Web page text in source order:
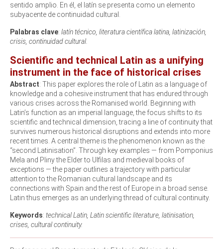
sentido amplio. En él, el latín se presenta como un elemento
subyacente de continuidad cultural.
Palabras clave: latín técnico, literatura científica latina, latinización,
crisis, continuidad cultural.
Scientific and technical Latin as a unifying
instrument in the face of historical crises
Abstract: This paper explores the role of Latin as a language of
knowledge and a cohesive instrument that has endured through
various crises across the Romanised world. Beginning with
Latin’s function as an imperial language, the focus shifts to its
scientific and technical dimension, tracing a line of continuity that
survives numerous historical disruptions and extends into more
recent times. A central theme is the phenomenon known as the
“second Latinisation”. Through key examples — from Pomponius
Mela and Pliny the Elder to Ulfilas and medieval books of
exceptions — the paper outlines a trajectory with particular
attention to the Romanian cultural landscape and its
connections with Spain and the rest of Europe in a broad sense.
Latin thus emerges as an underlying thread of cultural continuity.
Keywords: technical Latin, Latin scientific literature, latinisation,
crises, cultural continuity.